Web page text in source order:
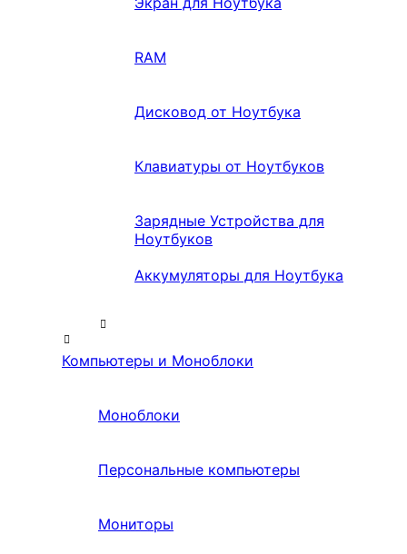
RAM
Дисковод от Ноутбука
Клавиатуры от Ноутбуков
Зарядные Устройства для
Ноутбуков
Аккумуляторы для Ноутбука
Компьютеры и Моноблоки
Моноблоки
Персональные компьютеры
Мониторы